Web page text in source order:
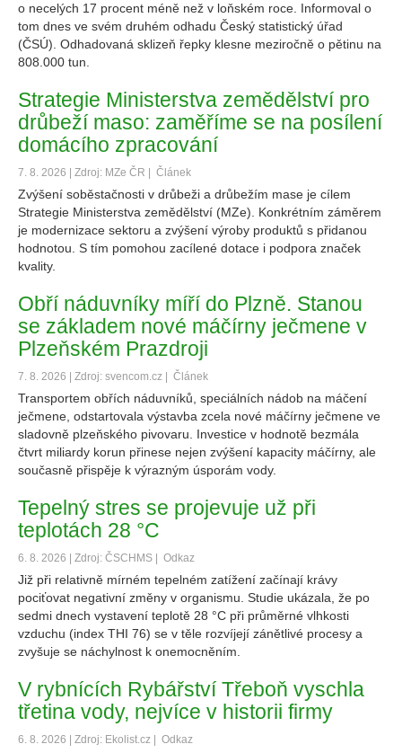
o necelých 17 procent méně než v loňském roce. Informoval o
tom dnes ve svém druhém odhadu Český statistický úřad
(ČSÚ). Odhadovaná sklizeň řepky klesne meziročně o pětinu na
808.000 tun.
Strategie Ministerstva zemědělství pro
drůbeží maso: zaměříme se na posílení
domácího zpracování
7. 8. 2026 | Zdroj: MZe ČR | Článek
Zvýšení soběstačnosti v drůbeži a drůbežím mase je cílem
Strategie Ministerstva zemědělství (MZe). Konkrétním záměrem
je modernizace sektoru a zvýšení výroby produktů s přidanou
hodnotou. S tím pomohou zacílené dotace i podpora značek
kvality.
Obří náduvníky míří do Plzně. Stanou
se základem nové máčírny ječmene v
Plzeňském Prazdroji
7. 8. 2026 | Zdroj: svencom.cz | Článek
Transportem obřích náduvníků, speciálních nádob na máčení
ječmene, odstartovala výstavba zcela nové máčírny ječmene ve
sladovně plzeňského pivovaru. Investice v hodnotě bezmála
čtvrt miliardy korun přinese nejen zvýšení kapacity máčírny, ale
současně přispěje k výrazným úsporám vody.
Tepelný stres se projevuje už při
teplotách 28 °C
6. 8. 2026 | Zdroj: ČSCHMS | Odkaz
Již při relativně mírném tepelném zatížení začínají krávy
pociťovat negativní změny v organismu. Studie ukázala, že po
sedmi dnech vystavení teplotě 28 °C při průměrné vlhkosti
vzduchu (index THI 76) se v těle rozvíjejí zánětlivé procesy a
zvyšuje se náchylnost k onemocněním.
V rybnících Rybářství Třeboň vyschla
třetina vody, nejvíce v historii firmy
6. 8. 2026 | Zdroj: Ekolist.cz | Odkaz